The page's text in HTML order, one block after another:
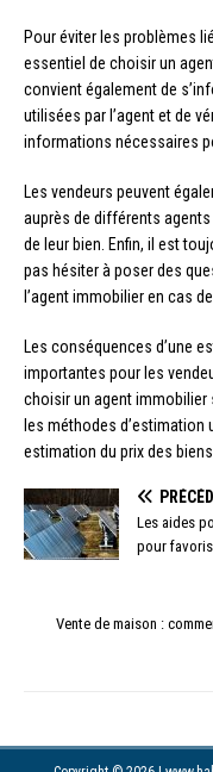
Pour éviter les problèmes
essentiel de choisir un
convient également de
utilisées par l’agent et de
informations nécessaires
Les vendeurs peuvent
auprès de différents
de leur bien. Enfin, il est
pas hésiter à poser des
l’agent immobilier en cas
Les conséquences d’une
importantes pour les
choisir un agent immobilier
les méthodes
estimation du prix des
Les aides
pour
Vente de maison :